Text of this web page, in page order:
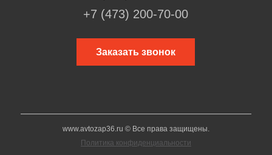
+7 (473) 200-70-00
Заказать звонок
www.avtozap36.ru © Все права защищены.
Политика конфиденциальности